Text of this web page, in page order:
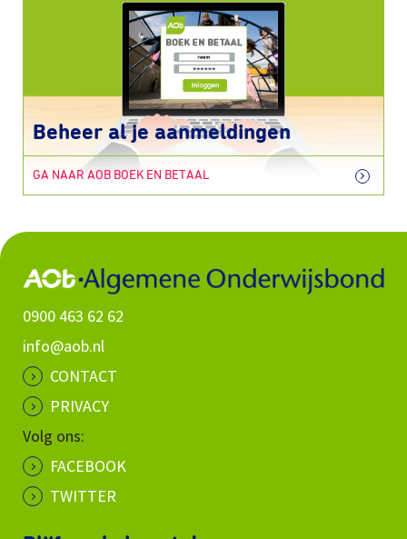
Beheer al je aanmeldingen
GA NAAR AOB BOEK EN BETAAL
0900 463 62 62
info@aob.nl
CONTACT
PRIVACY
Volg ons:
FACEBOOK
TWITTER